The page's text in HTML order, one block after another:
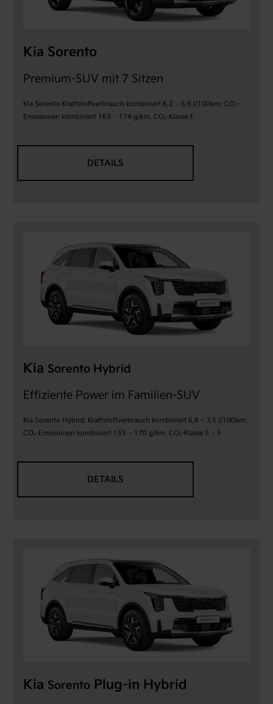
Kia Sorento
Premium-SUV mit 7 Sitzen
Kia Sorento Kraftstoffverbrauch kombiniert 6,2 – 6,6 l/100km; CO₂-
Emissionen kombiniert 163 – 174 g/km. CO₂-Klasse F.
DETAILS
Kia Sorento Hybrid
Effiziente Power im Familien-SUV
Kia Sorento Hybrid: Kraftstoffverbrauch kombiniert 6,8 – 7,5 l/100km;
CO₂-Emissionen kombiniert 155 – 170 g/km. CO₂-Klasse E – F.
DETAILS
Kia Sorento Plug-in Hybrid